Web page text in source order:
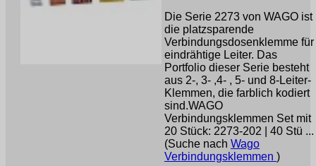
Die Serie 2273 von WAGO ist
die platzsparende
Verbindungsdosenklemme für
eindrähtige Leiter. Das
Portfolio dieser Serie besteht
aus 2-, 3- ,4- , 5- und 8-Leiter-
Klemmen, die farblich kodiert
sind.WAGO
Verbindungsklemmen Set mit
20 Stück: 2273-202 | 40 Stü ...
(Suche nach Wago
Verbindungsklemmen )